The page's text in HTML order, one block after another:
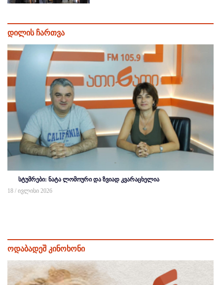
დილის ჩართვა
სტუმრები: ნატა ლომოური და ზვიად კვარაცხელია
18 / ივლისი 2026
ოდაბადეშ კინოხონი